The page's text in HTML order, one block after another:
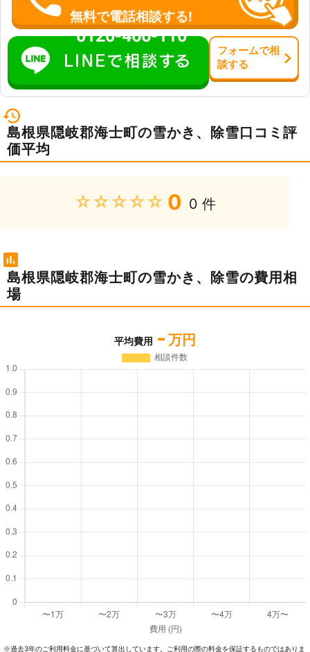
無料で電話相談する!
0120-466-110
フォームで相
談する
島根県隠岐郡海士町の雪かき、除雪口コミ評
価平均
★★★★★ 0 0 件
島根県隠岐郡海士町の雪かき、除雪の費用相
場
平均費用 - 万円
※過去3年のご利⽤料⾦に基づいて算出しています。ご利⽤の際の料⾦を保証するものではありま